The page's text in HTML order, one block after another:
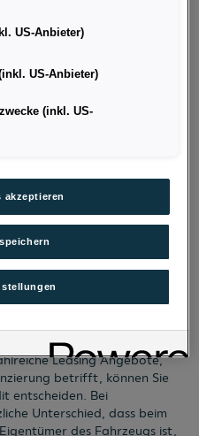
kW)
12
Leasing Angebote,
betrifft, können Sie
entscheiden. Bei
Unterschied, dass beim
des Fahrzeugs ist,
US-Anbieter)
US-Anbieter)
(inkl. US-
akzeptieren